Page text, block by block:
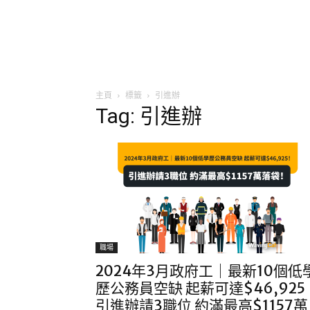
主頁 標籤 引進辦
Tag: 引進辦
職場
2024年3月政府工｜最新10個低
歷公務員空缺 起薪可達$46,925
引進辦請3職位 約滿最高$1157萬